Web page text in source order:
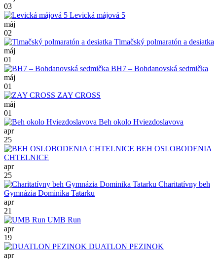
03
Levická májová 5
máj
02
Tlmačský polmaratón a desiatka
máj
01
BH7 – Bohdanovská sedmička
máj
01
ZAY CROSS
máj
01
Beh okolo Hviezdoslavova
apr
25
BEH OSLOBODENIA
CHTELNICE
apr
25
Charitatívny beh
Gymnázia Dominika Tatarku
apr
21
UMB Run
apr
19
DUATLON PEZINOK
apr